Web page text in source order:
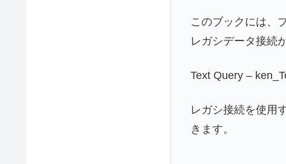
このブックには、
レガシデータ接続
Text Query –
レガシ接続を使用
きます。